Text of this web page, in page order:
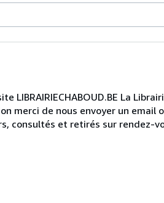
La
merci de nous envoyer un
consultés et retirés sur rendez-